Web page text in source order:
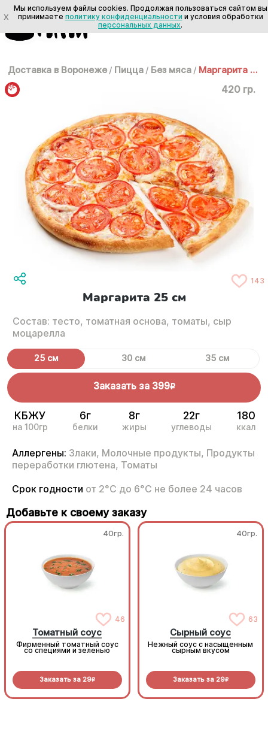
Доставка в Воронеже / Пицца / Без мяса / Маргарита 25 см
420 гр.
143
Маргарита 25 см
Состав: тесто, томатная основа, томаты, сыр
моцарелла
25 см 30 см 35 см
Заказать за 399R
КБЖУ
на 100гр
6г
белки
8г
жиры
22г
углеводы
180
ккал
Аллергены: Злаки, Молочные продукты, Продукты
переработки глютена, Томаты
Срок годности от 2°С до 6°С не более 24 часов
Добавьте к своему заказу
40гр.
46
Томатный соус
Фирменный томатный соус
со специями и зеленью
Заказать за 29R
40гр.
63
Сырный соус
Нежный соус с насыщенным
сырным вкусом
Заказать за 29R
X
Мы используем файлы cookies. Продолжая пользоваться сайтом вы
принимаете политику конфиденциальности и условия обработки
персональных данных.